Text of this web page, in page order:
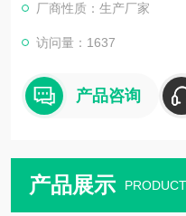
00,000 cp液体的循环容量高
不剧烈。
厂商性质：生产厂家
访问量：1637
产品咨询
产品展示